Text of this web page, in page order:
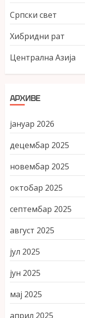
Српски свет
Хибридни рат
Централна Азија
АРХИВЕ
јануар 2026
децембар 2025
новембар 2025
октобар 2025
септембар 2025
август 2025
јул 2025
јун 2025
мај 2025
април 2025